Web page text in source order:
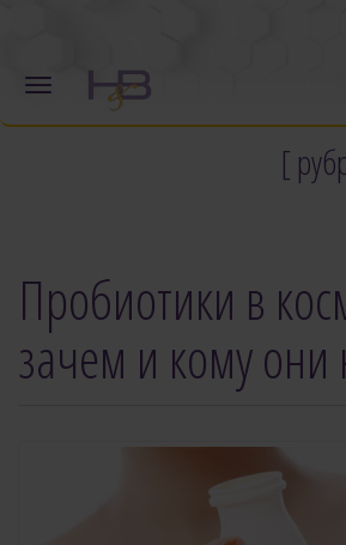
[
Пробиотики в
зачем и кому